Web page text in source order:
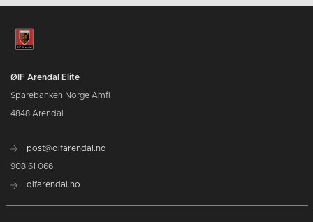
ØIF Arendal Elite
Sparebanken Norge Amfi
4848 Arendal
post@oifarendal.no
908 61 066
oifarendal.no